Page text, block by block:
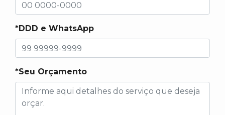
*DDD e WhatsApp
*Seu Orçamento